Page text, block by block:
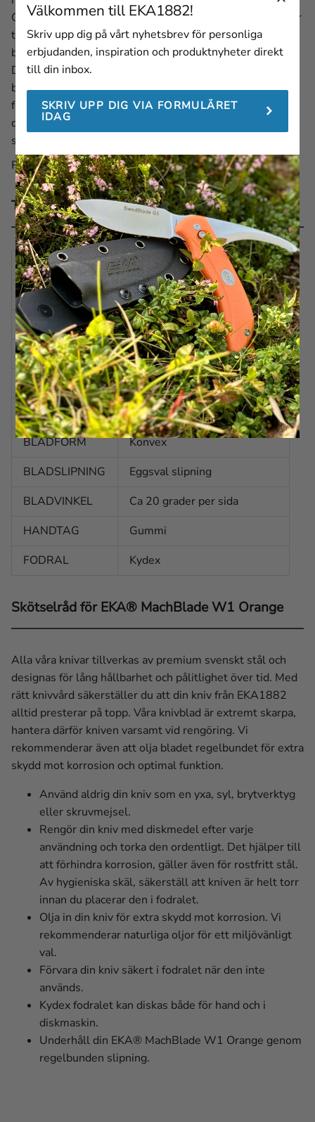
Oavsett om du behöver röja en stig, bygga ett skydd eller
trimma lågt hängande grenar, i djungeln eller på
bakgården, är MachBlade W1 Orange redo för uppgiften.
Den levereras med en mångsidig Kydex-slida med
bältesclip, 15 fästpunkter och en 90 cm lång nylonrem
för säker fastsättning. Den unika designen på slidan gör
det dessutom möjligt att använda sågklingeryggen
samtidigt som bladet sitter säkert i slidan.
Redo för äventyr, var som helst, när som helst!
Teknisk beskrivning
TOTALLÄNGD
435 mm
BLADLÄNGD
310 mm
BLADTJOCKLEK
3,0 mm
VIKT
450 g
STÅL
Alleima 12C27 (HRC 47-50)
BLADFINISH
Stentvättad
BLADFORM
Konvex
BLADSLIPNING
Eggsval slipning
BLADVINKEL
Ca 20 grader per sida
HANDTAG
Gummi
FODRAL
Kydex
Skötselråd för EKA® MachBlade W1 Orange
Alla våra knivar tillverkas av premium svenskt stål och
designas för lång hållbarhet och pålitlighet över tid. Med
rätt knivvård säkerställer du att din kniv från EKA1882
alltid presterar på topp. Våra knivblad är extremt skarpa,
hantera därför kniven varsamt vid rengöring. Vi
rekommenderar även att olja bladet regelbundet för extra
skydd mot korrosion och optimal funktion.
Använd aldrig din kniv som en yxa, syl, brytverktyg
eller skruvmejsel.
Rengör din kniv med diskmedel efter varje
användning och torka den ordentligt. Det hjälper till
att förhindra korrosion, gäller även för rostfritt stål.
Av hygieniska skäl, säkerställ att kniven är helt torr
innan du placerar den i fodralet.
Olja in din kniv för extra skydd mot korrosion. Vi
rekommenderar naturliga oljor för ett miljövänligt
val.
Förvara din kniv säkert i fodralet när den inte
används.
Kydex fodralet kan diskas både för hand och i
diskmaskin.
Underhåll din EKA® MachBlade W1 Orange genom
regelbunden slipning.
Välkommen till EKA1882!
Skriv upp dig på vårt nyhetsbrev för personliga
erbjudanden, inspiration och produktnyheter direkt
till din inbox.
SKRIV UPP DIG VIA FORMULÄRET
IDAG